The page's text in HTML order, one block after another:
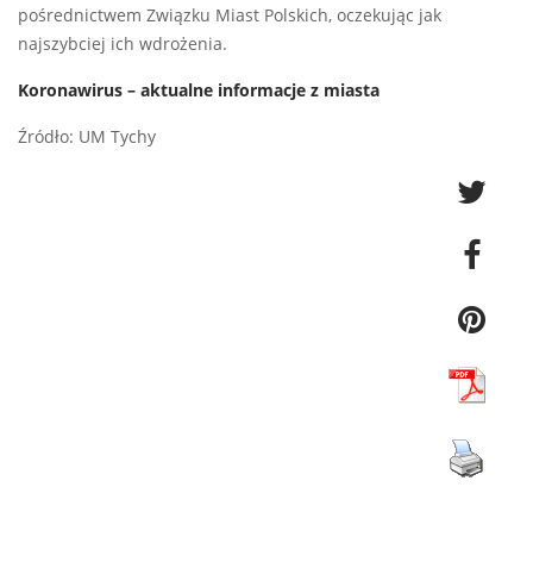
pośrednictwem Związku Miast Polskich, oczekując jak
najszybciej ich wdrożenia.
Koronawirus – aktualne informacje z miasta
Źródło: UM Tychy